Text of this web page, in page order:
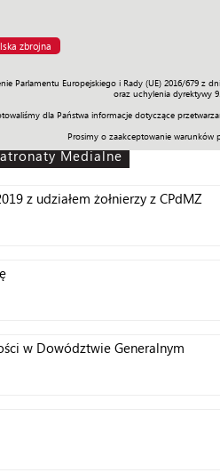
zbrojna
Parlamentu Europejskiego i Rady (UE) 2016/679
oraz uchylenia dyrektywy
dla Państwa informacje dotyczące
Prosimy o zaakceptowanie
Prawo Świat
Medialne
z udziałem żołnierzy z CPdMZ
w Dowództwie Generalnym